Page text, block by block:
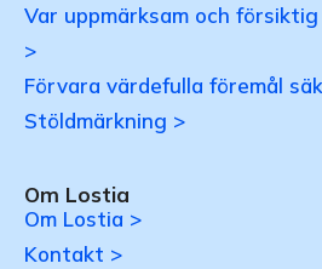
Var uppmärksam och
>
Förvara värdefulla föremål
Stöldmärkning >
Om Lostia
Om Lostia >
Kontakt >